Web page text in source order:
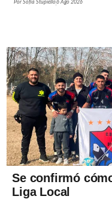
PorSofía Stupiello6 Ago 2026
Se confirmó
Liga Local